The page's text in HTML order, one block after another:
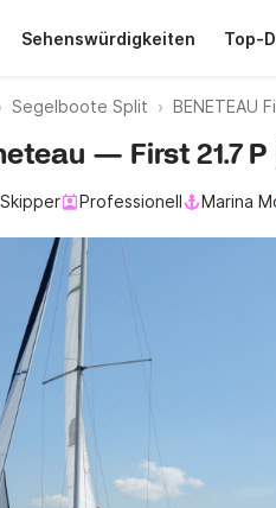
Sehenswürdigkeiten Top-
Segelboote Split BENETEAU
— First 21.7 P
Professionell Marina